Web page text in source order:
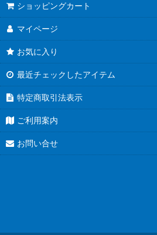
ショッピングカート
マイページ
お気に入り
最近チェックしたアイテム
特定商取引法表示
ご利用案内
お問い合せ